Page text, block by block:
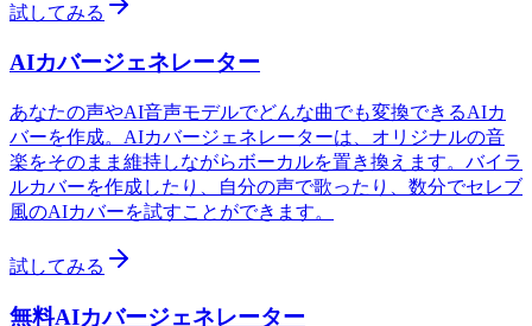
試してみる
AIカバージェネレーター
あなたの声やAI音声モデルでどんな曲でも変換できるAIカ
バーを作成。AIカバージェネレーターは、オリジナルの音
楽をそのまま維持しながらボーカルを置き換えます。バイラ
ルカバーを作成したり、自分の声で歌ったり、数分でセレブ
風のAIカバーを試すことができます。
試してみる
無料AIカバージェネレーター